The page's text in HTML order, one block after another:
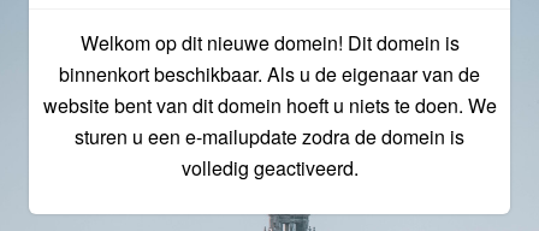
Welkom op dit nieuwe domein! Dit domein is
binnenkort beschikbaar. Als u de eigenaar van de
website bent van dit domein hoeft u niets te doen. We
sturen u een e-mailupdate zodra de domein is
volledig geactiveerd.